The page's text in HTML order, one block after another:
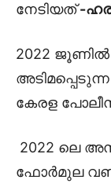
നേടിയത്-
2022
കേരള
2022 ലെ
ഫോർമുല വൺ